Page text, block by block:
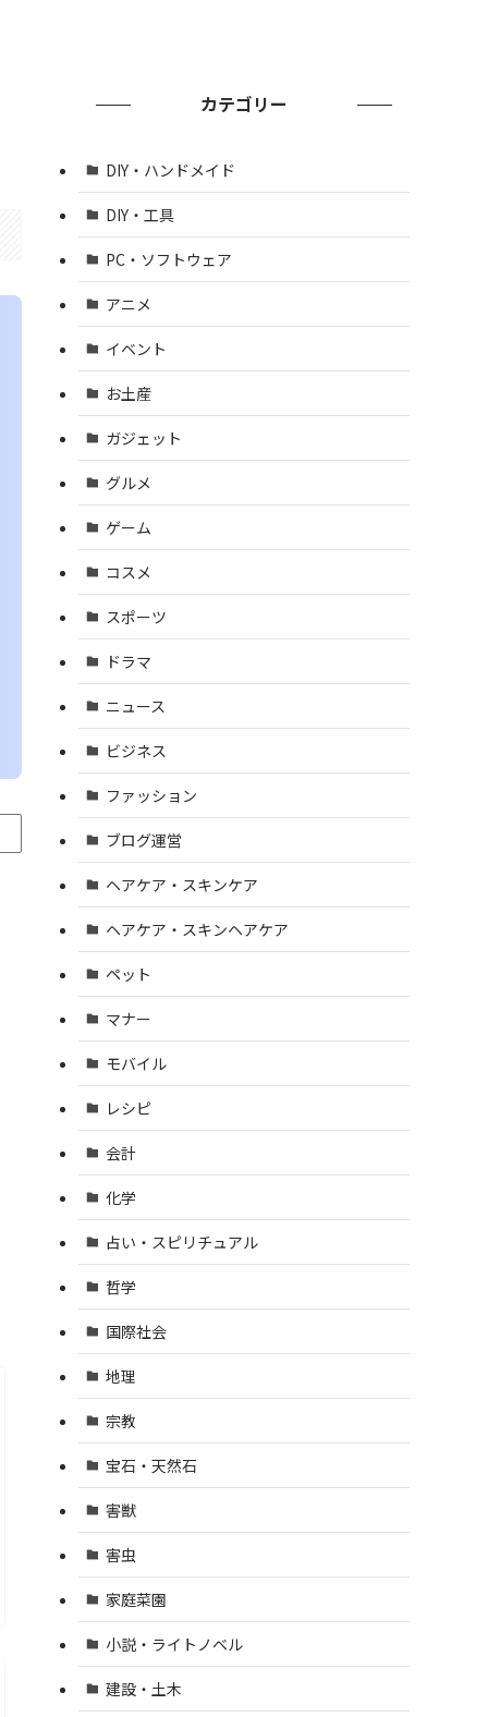
カテゴリー
DIY・ハンドメイド
DIY・工具
PC・ソフトウェア
アニメ
イベント
お土産
ガジェット
グルメ
ゲーム
コスメ
スポーツ
ドラマ
ニュース
ビジネス
ファッション
ブログ運営
ヘアケア・スキンケア
ヘアケア・スキンヘアケア
ペット
マナー
モバイル
レシピ
会計
化学
占い・スピリチュアル
哲学
国際社会
地理
宗教
宝石・天然石
害獣
害虫
家庭菜園
小説・ライトノベル
建設・土木